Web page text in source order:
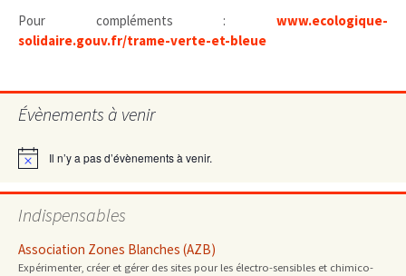
Pour compléments : www.ecologique-
solidaire.gouv.fr/trame-verte-et-bleue
Évènements à venir
Notice Il n’y a pas d’évènements à venir.
Indispensables
Association Zones Blanches (AZB)
Expérimenter, créer et gérer des sites pour les électro-sensibles et chimico-